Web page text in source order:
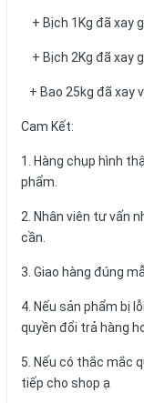
+ Bịch 1Kg đã xay
+ Bịch 2Kg đã xay
+ Bao 25kg đã xay
Cam Kết:
1. Hàng chụp hình
phẩm.
2. Nhân viên tư vấn
cần.
3. Giao hàng đúng
4. Nếu sản phẩm bị
quyền đổi trả hàng
5. Nếu có thắc mắc
tiếp cho shop ạ